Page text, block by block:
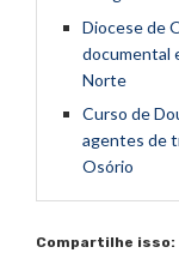
Diocese de
documental
Norte
Curso de
agentes de
Osório
Compartilhe isso: